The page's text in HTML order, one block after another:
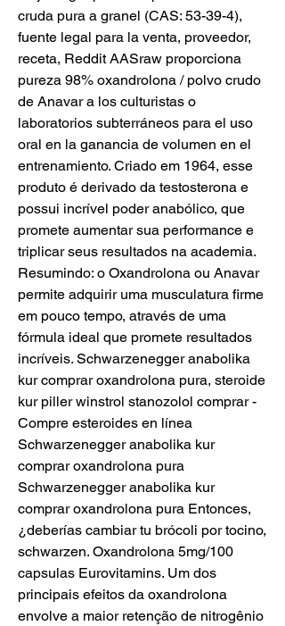
cruda pura a granel (CAS: 53-39-4),
fuente legal para la venta, proveedor,
receta, Reddit AASraw proporciona
pureza 98% oxandrolona / polvo crudo
de Anavar a los culturistas o
laboratorios subterráneos para el uso
oral en la ganancia de volumen en el
entrenamiento. Criado em 1964, esse
produto é derivado da testosterona e
possui incrível poder anabólico, que
promete aumentar sua performance e
triplicar seus resultados na academia.
Resumindo: o Oxandrolona ou Anavar
permite adquirir uma musculatura firme
em pouco tempo, através de uma
fórmula ideal que promete resultados
incríveis. Schwarzenegger anabolika
kur comprar oxandrolona pura, steroide
kur piller winstrol stanozolol comprar -
Compre esteroides en línea
Schwarzenegger anabolika kur
comprar oxandrolona pura
Schwarzenegger anabolika kur
comprar oxandrolona pura Entonces,
¿deberías cambiar tu brócoli por tocino,
schwarzen. Oxandrolona 5mg/100
capsulas Eurovitamins. Um dos
principais efeitos da oxandrolona
envolve a maior retenção de nitrogênio